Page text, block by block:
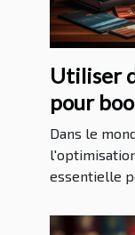
Utiliser
pour
Dans le
essentielle